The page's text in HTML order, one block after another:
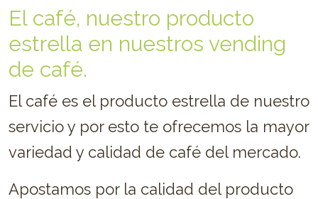
El café, nuestro producto
estrella en nuestros vending
de café.
El café es el producto estrella de nuestro
servicio y por esto te ofrecemos la mayor
variedad y calidad de café del mercado.
Apostamos por la calidad del producto